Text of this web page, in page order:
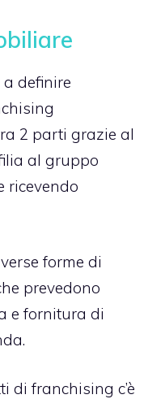
definire
2 parti grazie al
al gruppo
ricevendo
forme di
prevedono
e fornitura di
di franchising c’è